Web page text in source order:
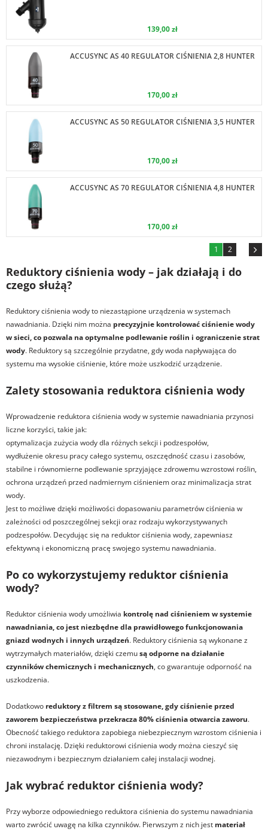
139,00 zł
ACCUSYNC AS 40 REGULATOR CIŚNIENIA 2,8 HUNTER
170,00 zł
ACCUSYNC AS 50 REGULATOR CIŚNIENIA 3,5 HUNTER
170,00 zł
ACCUSYNC AS 70 REGULATOR CIŚNIENIA 4,8 HUNTER
170,00 zł
1 2
Reduktory ciśnienia wody – jak działają i do
czego służą?
Reduktory ciśnienia wody to niezastąpione urządzenia w systemach
nawadniania. Dzięki nim można precyzyjnie kontrolować ciśnienie wody
w sieci, co pozwala na optymalne podlewanie roślin i ograniczenie strat
wody. Reduktory są szczególnie przydatne, gdy woda napływająca do
systemu ma wysokie ciśnienie, które może uszkodzić urządzenie.
Zalety stosowania reduktora ciśnienia wody
Wprowadzenie reduktora ciśnienia wody w systemie nawadniania przynosi
liczne korzyści, takie jak:
optymalizacja zużycia wody dla różnych sekcji i podzespołów,
wydłużenie okresu pracy całego systemu, oszczędność czasu i zasobów,
stabilne i równomierne podlewanie sprzyjające zdrowemu wzrostowi roślin,
ochrona urządzeń przed nadmiernym ciśnieniem oraz minimalizacja strat
wody.
Jest to możliwe dzięki możliwości dopasowaniu parametrów ciśnienia w
zależności od poszczególnej sekcji oraz rodzaju wykorzystywanych
podzespołów. Decydując się na reduktor ciśnienia wody, zapewniasz
efektywną i ekonomiczną pracę swojego systemu nawadniania.
Po co wykorzystujemy reduktor ciśnienia
wody?
Reduktor ciśnienia wody umożliwia kontrolę nad ciśnieniem w systemie
nawadniania, co jest niezbędne dla prawidłowego funkcjonowania
gniazd wodnych i innych urządzeń. Reduktory ciśnienia są wykonane z
wytrzymałych materiałów, dzięki czemusą odporne na działanie
czynników chemicznych i mechanicznych, co gwarantuje odporność na
uszkodzenia.
Dodatkowo reduktory z filtrem są stosowane, gdy ciśnienie przed
zaworem bezpieczeństwa przekracza 80% ciśnienia otwarcia zaworu.
Obecność takiego reduktora zapobiega niebezpiecznym wzrostom ciśnienia i
chroni instalację. Dzięki reduktorowi ciśnienia wody można cieszyć się
niezawodnym i bezpiecznym działaniem całej instalacji wodnej.
Jak wybrać reduktor ciśnienia wody?
Przy wyborze odpowiedniego reduktora ciśnienia do systemu nawadniania
warto zwrócić uwagę na kilka czynników. Pierwszym z nich jest materiał